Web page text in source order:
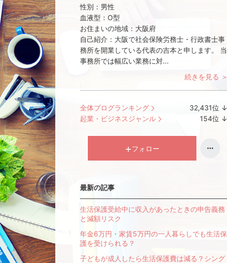
性別： 男性
血液型： O型
お住まいの地域： 大阪府
自己紹介： 大阪で社会保険労務士・行政書士事
務所を開業している代表の吉本と申します。 当
事務所では幅広い業務に対...
続きを見る ＞
全体ブログランキング 32,431位 ↓
起業・ビジネスジャンル 154位 ↓
フォロー
最新の記事
生活保護受給中に収入があったときの申告義務
と減額リスク
年金6万円・家賃5万円の一人暮らしでも生活保
護を受けられる？
子どもが成人したら生活保護費は減る？シング